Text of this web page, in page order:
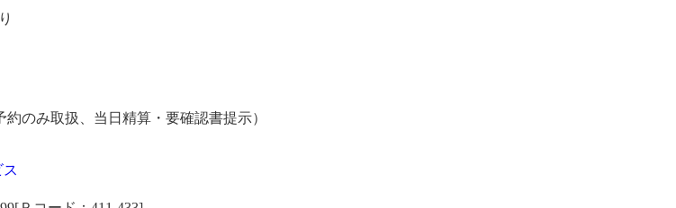
のみ取扱、当日精算・要確認書提示）